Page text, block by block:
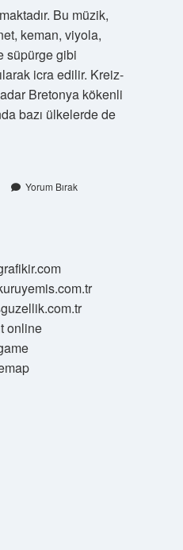
Bu müzik,
keman, viyola,
süpürge gibi
icra edilir. Kreiz-
Bretonya kökenli
bazı ülkelerde de
Yorum Bırak
online